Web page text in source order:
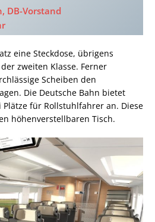
DB-Vorstand
eine Steckdose, übrigens
zweiten Klasse. Ferner
Scheiben den
Die Deutsche Bahn bietet
für Rollstuhlfahrer an. Diese
höhenverstellbaren Tisch.